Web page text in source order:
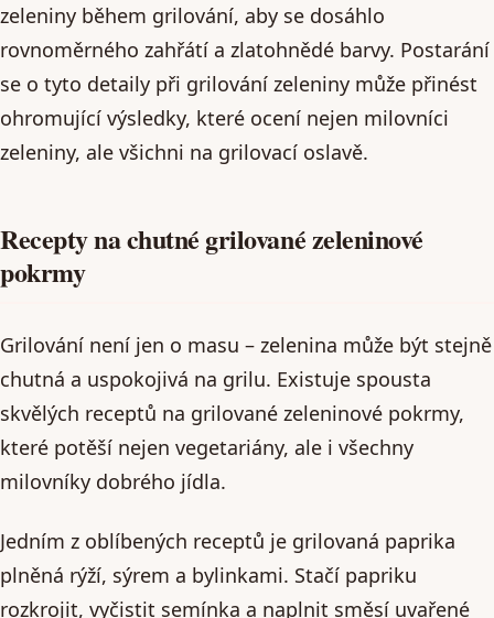
zeleniny během grilování, aby se dosáhlo
rovnoměrného zahřátí a zlatohnědé barvy. Postarání
se o tyto detaily při grilování zeleniny může přinést
ohromující výsledky, které ocení nejen milovníci
zeleniny, ale všichni na grilovací oslavě.
Recepty na chutné grilované zeleninové
pokrmy
Grilování není jen o masu – zelenina může být stejně
chutná a uspokojivá na grilu. Existuje spousta
skvělých receptů na grilované zeleninové pokrmy,
které potěší nejen vegetariány, ale i všechny
milovníky dobrého jídla.
Jedním z oblíbených receptů je grilovaná paprika
plněná rýží, sýrem a bylinkami. Stačí papriku
rozkrojit, vyčistit semínka a naplnit směsí uvařené